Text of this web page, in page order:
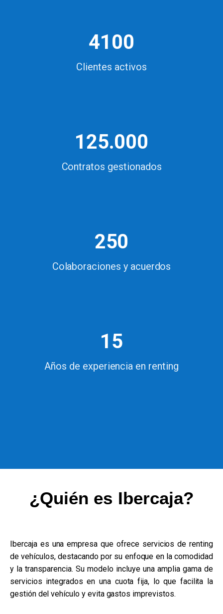
4100
Clientes activos
125.000
Contratos gestionados
250
Colaboraciones y acuerdos
15
Años de experiencia en renting
¿Quién es Ibercaja?
Ibercaja es una empresa que ofrece servicios de renting
de vehículos, destacando por su enfoque en la comodidad
y la transparencia. Su modelo incluye una amplia gama de
servicios integrados en una cuota fija, lo que facilita la
gestión del vehículo y evita gastos imprevistos.